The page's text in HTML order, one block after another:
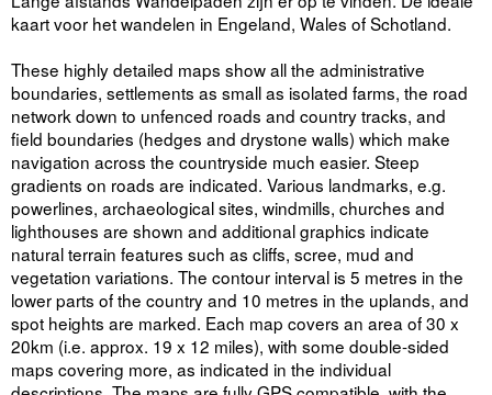
kaart voor het wandelen in Engeland, Wales of Schotland.
These highly detailed maps show all the administrative
boundaries, settlements as small as isolated farms, the road
network down to unfenced roads and country tracks, and
field boundaries (hedges and drystone walls) which make
navigation across the countryside much easier. Steep
gradients on roads are indicated. Various landmarks, e.g.
powerlines, archaeological sites, windmills, churches and
lighthouses are shown and additional graphics indicate
natural terrain features such as cliffs, scree, mud and
vegetation variations. The contour interval is 5 metres in the
lower parts of the country and 10 metres in the uplands, and
spot heights are marked. Each map covers an area of 30 x
20km (i.e. approx. 19 x 12 miles), with some double-sided
maps covering more, as indicated in the individual